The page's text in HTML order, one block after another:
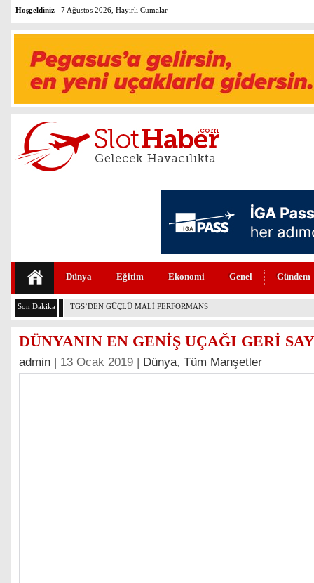
Hoşgeldiniz 7 Ağustos 2026, Hayırlı Cumalar
Dünya Eğitim Ekonomi Genel Gündem
Son Dakika THY VE PEGASUS DÜNYANIN EN DEĞERLİLERİ ARASINDA
DÜNYANIN EN GENİŞ UÇAĞI GERİ
admin | 13 Ocak 2019 | Dünya, Tüm Manşetler